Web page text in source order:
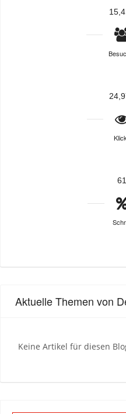
61
Aktuelle Themen von
Keine Artikel für diesen